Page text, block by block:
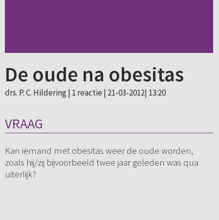
De oude na obesitas
drs. P. C. Hildering | 1 reactie | 21-03-2012| 13:20
VRAAG
Kan iemand met obesitas weer de oude worden,
zoals hij/zij bijvoorbeeld twee jaar geleden was qua
uiterlijk?